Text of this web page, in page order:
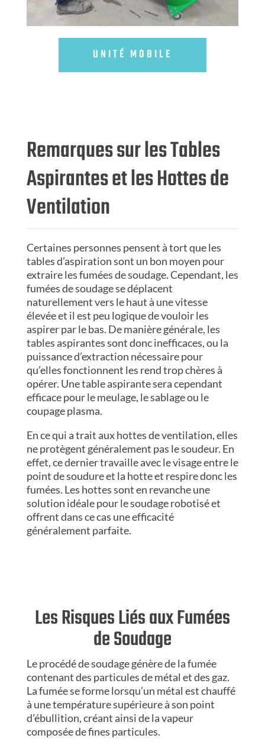
UNITÉ MOBILE
Remarques sur les Tables
Aspirantes et les Hottes de
Ventilation
Certaines personnes pensent à tort que les
tables d’aspiration sont un bon moyen pour
extraire les fumées de soudage. Cependant, les
fumées de soudage se déplacent
naturellement vers le haut à une vitesse
élevée et il est peu logique de vouloir les
aspirer par le bas. De manière générale, les
tables aspirantes sont donc inefficaces, ou la
puissance d’extraction nécessaire pour
qu’elles fonctionnent les rend trop chères à
opérer. Une table aspirante sera cependant
efficace pour le meulage, le sablage ou le
coupage plasma.
En ce qui a trait aux hottes de ventilation, elles
ne protègent généralement pas le soudeur. En
effet, ce dernier travaille avec le visage entre le
point de soudure et la hotte et respire donc les
fumées. Les hottes sont en revanche une
solution idéale pour le soudage robotisé et
offrent dans ce cas une efficacité
généralement parfaite.
Les Risques Liés aux Fumées
de Soudage
Le procédé de soudage génère de la fumée
contenant des particules de métal et des gaz.
La fumée se forme lorsqu’un métal est chauffé
à une température supérieure à son point
d’ébullition, créant ainsi de la vapeur
composée de fines particules.